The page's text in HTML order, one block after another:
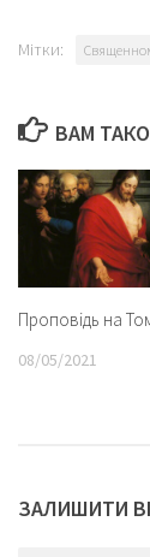
Мітки:
ВАМ
Проповідь на
08/05/2021
ЗАЛИШИТИ